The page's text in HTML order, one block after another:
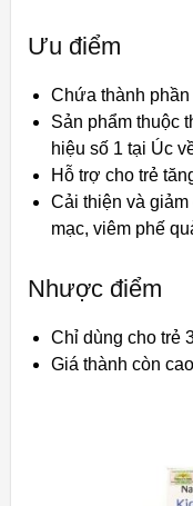
Ưu điểm
Chứa thành
Sản phẩm thuộc
hiệu số 1 tại Úc
Hỗ trợ cho trẻ
Cải thiện và
mạc, viêm phế
Nhược điểm
Chỉ dùng cho trẻ
Giá thành còn cao